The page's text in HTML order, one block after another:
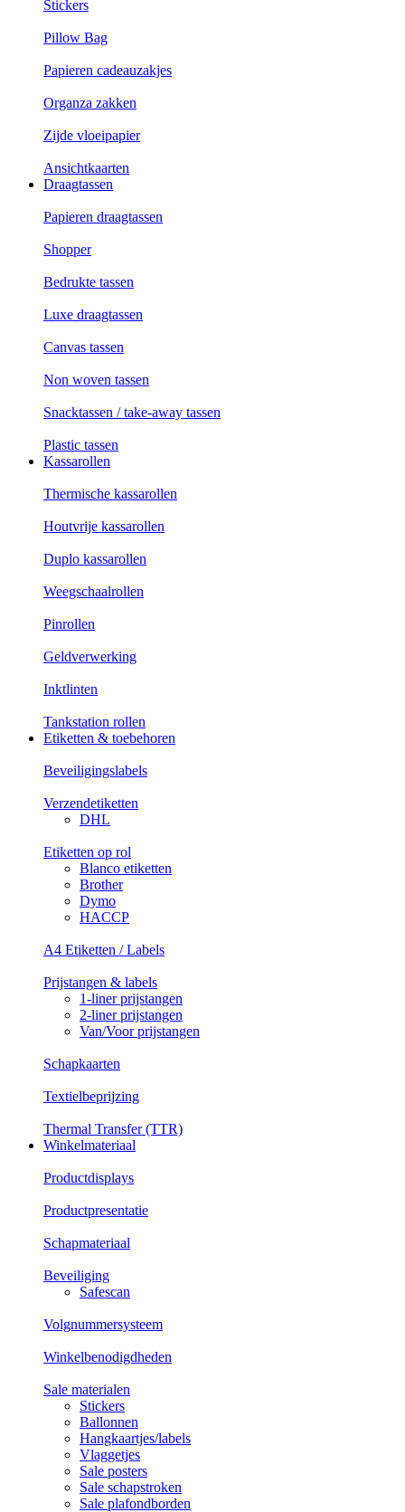
Stickers
Pillow Bag
Papieren cadeauzakjes
Organza zakken
Zijde vloeipapier
Ansichtkaarten
Draagtassen
Papieren draagtassen
Shopper
Bedrukte tassen
Luxe draagtassen
Canvas tassen
Non woven tassen
Snacktassen / take-away tassen
Plastic tassen
Kassarollen
Thermische kassarollen
Houtvrije kassarollen
Duplo kassarollen
Weegschaalrollen
Pinrollen
Geldverwerking
Inktlinten
Tankstation rollen
Etiketten & toebehoren
Beveiligingslabels
Verzendetiketten
DHL
Etiketten op rol
Blanco etiketten
Brother
Dymo
HACCP
A4 Etiketten / Labels
Prijstangen & labels
1-liner prijstangen
2-liner prijstangen
Van/Voor prijstangen
Schapkaarten
Textielbeprijzing
Thermal Transfer (TTR)
Winkelmateriaal
Productdisplays
Productpresentatie
Schapmateriaal
Beveiliging
Safescan
Volgnummersysteem
Winkelbenodigdheden
Sale materialen
Stickers
Ballonnen
Hangkaartjes/labels
Vlaggetjes
Sale posters
Sale schapstroken
Sale plafondborden